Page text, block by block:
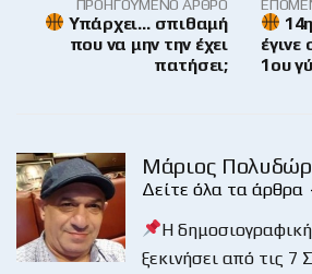
ΠΡΟΗΓΟΎΜΕΝΟ ΆΡΘΡΟ
Υπάρχει… σπιθαμή
που να μην την έχει
πατήσει;
έγινε
1ου
Μάριος
Δείτε όλα τα άρθρα
Η
ξεκινήσει από τις 7